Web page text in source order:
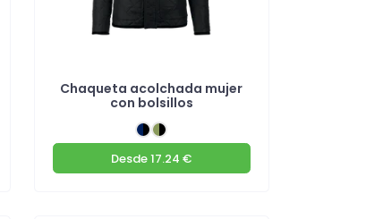
Chaqueta acolchada mujer
con bolsillos
Desde17.24 €